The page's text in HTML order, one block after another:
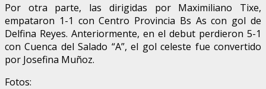
Por otra parte, las dirigidas por Maximiliano Tixe,
empataron 1-1 con Centro Provincia Bs As con gol de
Delfina Reyes. Anteriormente, en el debut perdieron 5-1
con Cuenca del Salado “A”, el gol celeste fue convertido
por Josefina Muñoz.
Fotos: